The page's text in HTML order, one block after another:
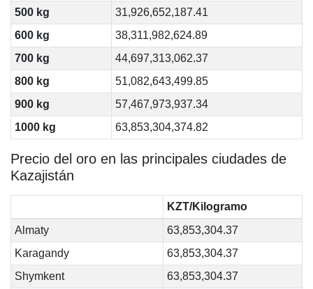
500 kg
31,926,652,187.41
600 kg
38,311,982,624.89
700 kg
44,697,313,062.37
800 kg
51,082,643,499.85
900 kg
57,467,973,937.34
1000 kg
63,853,304,374.82
Precio del oro en las principales ciudades de
Kazajistán
KZT/Kilogramo
Almaty
63,853,304.37
Karagandy
63,853,304.37
Shymkent
63,853,304.37